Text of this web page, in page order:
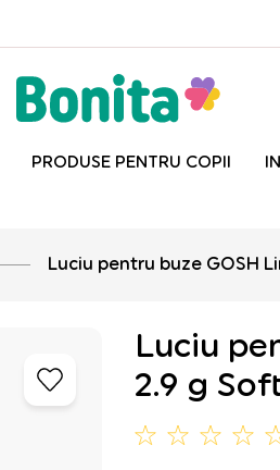
PRODUSE PENTRU COPII
Luciu pentru buze GOSH
Luciu
2.9 g